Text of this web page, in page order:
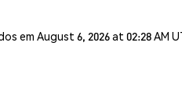
em August 6, 2026 at 02:28 AM